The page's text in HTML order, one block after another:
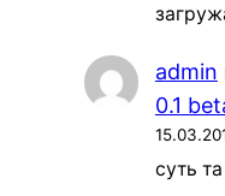
admin
0.1
суть